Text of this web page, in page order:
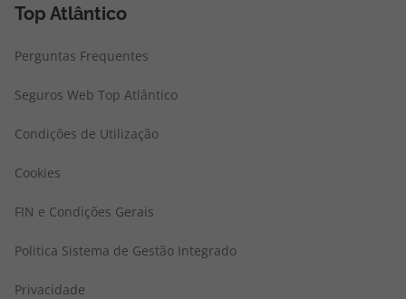
Top Atlântico
Perguntas Frequentes
Seguros Web Top Atlântico
Condições de Utilização
Cookies
FIN e Condições Gerais
Politica Sistema de Gestão Integrado
Privacidade